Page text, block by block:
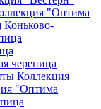
"Оптима
Коньково-
черепица
Коллекция
"Оптима